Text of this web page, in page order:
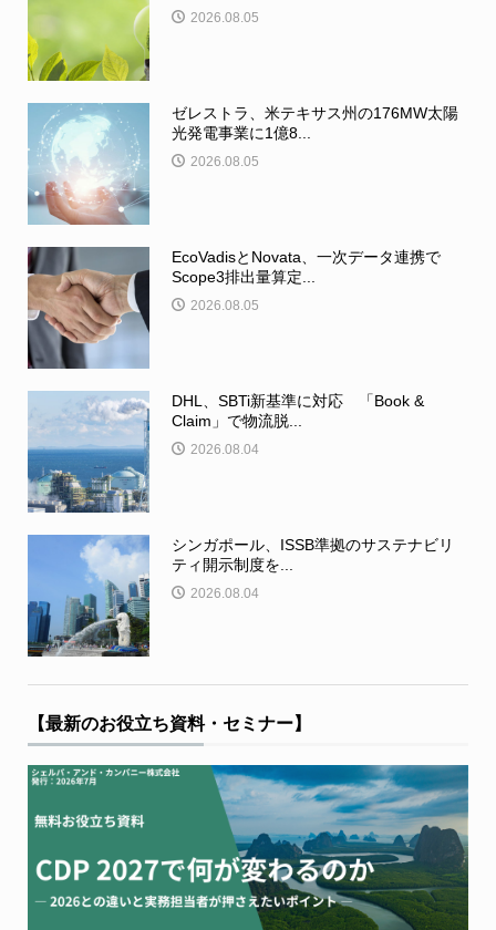
2026.08.05
ゼレストラ、米テキサス州の176MW太陽
光発電事業に1億8...
2026.08.05
EcoVadisとNovata、一次データ連携で
Scope3排出量算定...
2026.08.05
DHL、SBTi新基準に対応 「Book &
Claim」で物流脱...
2026.08.04
シンガポール、ISSB準拠のサステナビリ
ティ開示制度を...
2026.08.04
【最新のお役立ち資料・セミナー】